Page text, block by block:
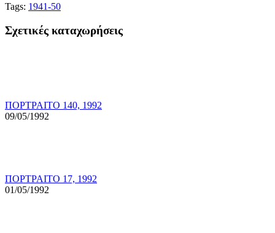
Tags: 1941-50
Σχετικές καταχωρήσεις
ΠΟΡΤΡΑΙΤΟ 140, 1992
09/05/1992
ΠΟΡΤΡΑΙΤΟ 17, 1992
01/05/1992